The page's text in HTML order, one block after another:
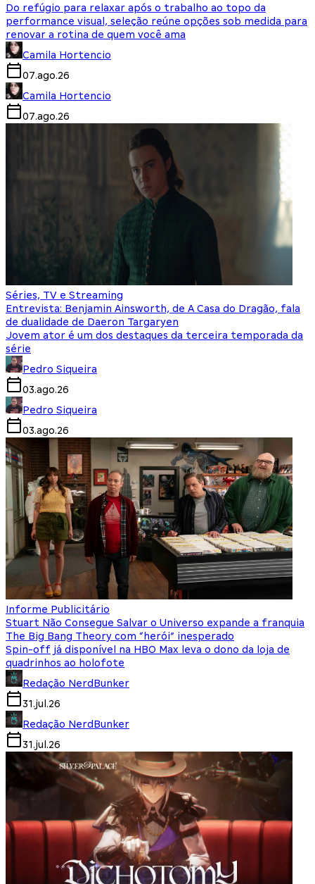
Do refúgio para relaxar após o trabalho ao topo da
performance visual, seleção reúne opções sob medida para
renovar a rotina de quem você ama
Camila Hortencio
07.ago.26
Camila Hortencio
07.ago.26
Séries, TV e Streaming
Entrevista: Benjamin Ainsworth, de A Casa do Dragão, fala
de dualidade de Daeron Targaryen
Jovem ator é um dos destaques da terceira temporada da
série
Pedro Siqueira
03.ago.26
Pedro Siqueira
03.ago.26
Informe Publicitário
Stuart Não Consegue Salvar o Universo expande a franquia
The Big Bang Theory com “herói” inesperado
Spin-off já disponível na HBO Max leva o dono da loja de
quadrinhos ao holofote
Redação NerdBunker
31.jul.26
Redação NerdBunker
31.jul.26